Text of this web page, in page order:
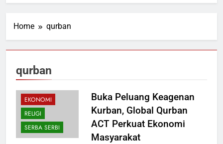
Home qurban
qurban
EKONOMI
RELIGI
SERBA SERBI
Buka Peluang Keagenan
Kurban, Global Qurban
ACT Perkuat Ekonomi
Masyarakat